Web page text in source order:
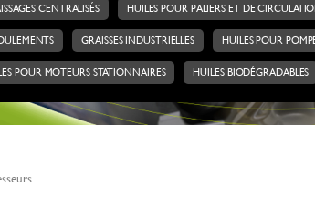
CENTRALISÉS HUILES POUR PALIERS ET DE
GRAISSES INDUSTRIELLES HUILES POUR
POUR MOTEURS STATIONNAIRES HUILES BIODÉGRADABLES